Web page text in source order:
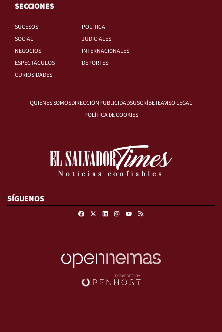
SECCIONES
SUCESOS
POLÍTICA
SOCIAL
JUDICIALES
NEGOCIOS
INTERNACIONALES
ESPECTÁCULOS
DEPORTES
CURIOSIDADES
QUIÉNES SOMOSDIRECCIÓNPUBLICIDADSUSCRÍBETEAVISO LEGAL
POLÍTICA DE COOKIES
SÍGUENOS
FacebookLinkedinInstagram